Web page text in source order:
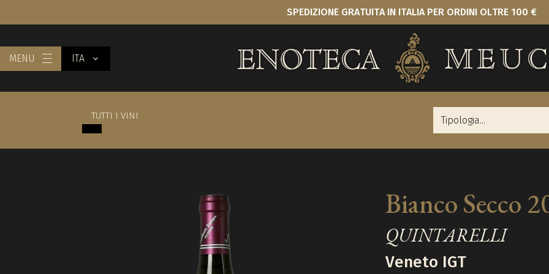
SPEDIZIONE GRATUITA IN ITALIA PER ORDINI OLTRE 100 €
MENU ITA
TUTTI I VINI
Bianco Secco
QUINTARELLI
Veneto IGT